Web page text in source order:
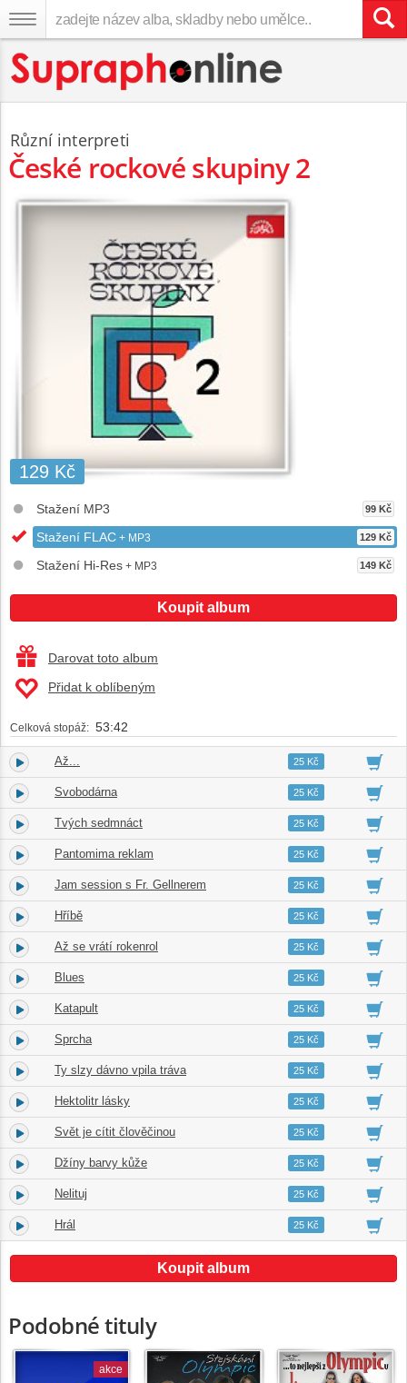
Různí interpreti
České rockové skupiny 2
129 Kč
Stažení MP3 99 Kč
Stažení FLAC + MP3 129 Kč
Stažení Hi-Res + MP3 149 Kč
Koupit album
Darovat toto album
Přidat k oblíbeným
Celková stopáž: 53:42
1. Až... 02:5825 Kč
2. Svobodárna 02:2725 Kč
3. Tvých sedmnáct 03:3325 Kč
4. Pantomima reklam 03:1825 Kč
5. Jam session s Fr. Gellnerem 03:1825 Kč
6. Hříbě 03:1925 Kč
7. Až se vrátí rokenrol 03:0725 Kč
8. Blues 03:0725 Kč
9. Katapult 03:3725 Kč
10. Sprcha 03:0225 Kč
11. Ty slzy dávno vpila tráva 04:2425 Kč
12. Hektolitr lásky 04:0125 Kč
13. Svět je cítit člověčinou 03:1425 Kč
14. Džíny barvy kůže 02:3725 Kč
15. Nelituj 04:0925 Kč
16. Hrál 03:3125 Kč
Koupit album
Podobné tituly
akce